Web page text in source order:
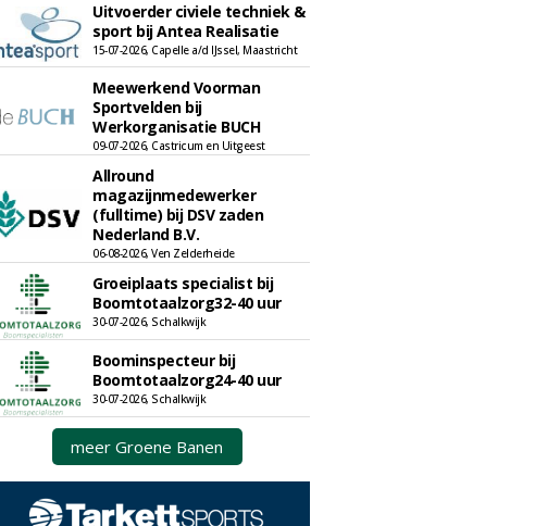
Uitvoerder civiele techniek &
sport bij Antea Realisatie
15-07-2026, Capelle a/d IJssel, Maastricht
Meewerkend Voorman
Sportvelden bij
Werkorganisatie BUCH
09-07-2026, Castricum en Uitgeest
Allround
magazijnmedewerker
(fulltime) bij DSV zaden
Nederland B.V.
06-08-2026, Ven Zelderheide
Groeiplaats specialist bij
Boomtotaalzorg32-40 uur
30-07-2026, Schalkwijk
Boominspecteur bij
Boomtotaalzorg24-40 uur
30-07-2026, Schalkwijk
meer Groene Banen